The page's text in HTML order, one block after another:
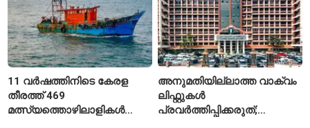
11 വർഷത്തിനിടെ കേരള
തീരത്ത് 469
മത്സ്യത്തൊഴിലാളികൾ
അനുമതിയില്ലാത്ത വാക്വം
ലിഫ്റ്റുകൾ
പ്രവർത്തിപ്പിക്കരുത്;